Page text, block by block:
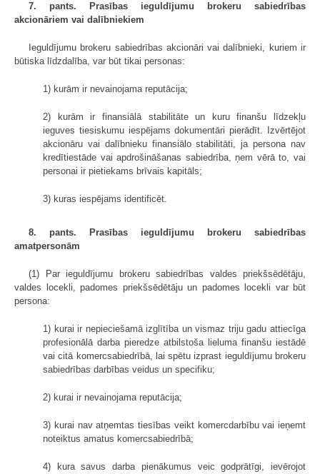
7. pants. Prasības ieguldījumu brokeru sabiedrības
akcionāriem vai dalībniekiem
Ieguldījumu brokeru sabiedrības akcionāri vai dalībnieki, kuriem ir
būtiska līdzdalība, var būt tikai personas:
1) kurām ir nevainojama reputācija;
2) kurām ir finansiālā stabilitāte un kuru finanšu līdzekļu
ieguves tiesiskumu iespējams dokumentāri pierādīt. Izvērtējot
akcionāru vai dalībnieku finansiālo stabilitāti, ja persona nav
kredītiestāde vai apdrošināšanas sabiedrība, ņem vērā to, vai
personai ir pietiekams brīvais kapitāls;
3) kuras iespējams identificēt.
8. pants. Prasības ieguldījumu brokeru sabiedrības
amatpersonām
(1) Par ieguldījumu brokeru sabiedrības valdes priekšsēdētāju,
valdes locekli, padomes priekšsēdētāju un padomes locekli var būt
persona:
1) kurai ir nepieciešamā izglītība un vismaz triju gadu attiecīga
profesionālā darba pieredze atbilstoša lieluma finanšu iestādē
vai citā komercsabiedrībā, lai spētu izprast ieguldījumu brokeru
sabiedrības darbības veidus un specifiku;
2) kurai ir nevainojama reputācija;
3) kurai nav atņemtas tiesības veikt komercdarbību vai ieņemt
noteiktus amatus komercsabiedrībā;
4) kura savus darba pienākumus veic godprātīgi, ievērojot